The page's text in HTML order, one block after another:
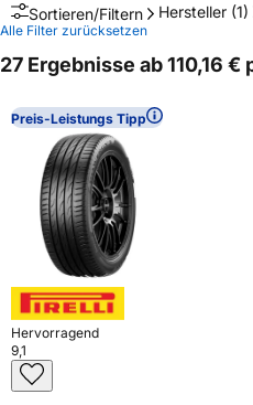
Sortieren/Filtern Hersteller (1)
Alle Filter zurücksetzen
27 Ergebnisse ab 110,16 €
Preis-Leistungs Tipp
Hervorragend
9,1